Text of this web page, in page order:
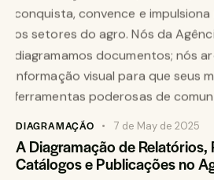
DIAGRAMAÇÃO 7 de May de 2025
A Diagramação de Relatórios,
Catálogos e Publicações no